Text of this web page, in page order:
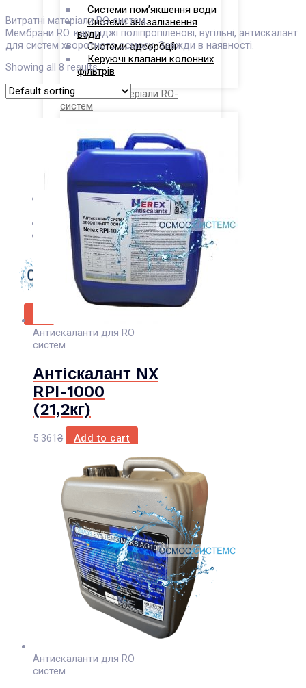
Системи пом’якшення води
Системи знезалізнення
води
Системи адсорбції
Керуючі клапани колонних
фільтрів
Витратні матеріали RO-
систем
води
Антискаланти для RO
систем
Про
Компанію
Контакти
Витратні матеріали RO-систем.
Мембрани RO. картріджі поліпропіленові, вугільні, антискалант
для систем хворотного осмосу. Завжди в наявності.
Showing all 8 results
Антискаланти для RO
систем
Антіскалант NX
RPI-1000
(21,2кг)
5 361₴ Add to cart
Антискаланти для RO
систем